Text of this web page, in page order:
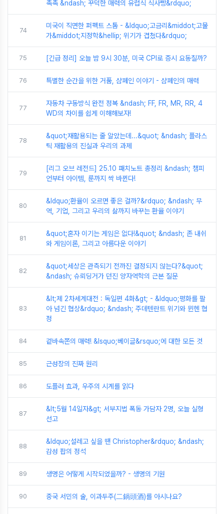
촉촉 &ndash; 꾸덕한 매력의 유럽식 식사빵&rdquo;
74
미국이 직면한 퍼펙트 스톰 - &ldquo;고금리&middot;고물
가&middot;지정학&hellip; 위기가 겹쳤다&rdquo;
75 [긴급 정리] 오늘 밤 9시 30분, 미국 CPI로 증시 요동칠까?
76 특별한 순간을 위한 거품, 샴페인 이야기 - 샴페인의 매력
77
자동차 구동방식 완전 정복 &ndash; FF, FR, MR, RR, 4
WD의 차이를 쉽게 이해해보자!
78
&quot;재활용되는 줄 알았는데...&quot; &ndash; 플라스
틱 재활용의 진실과 우리의 과제
79
[리그 오브 레전드] 25.10 패치노트 총정리 &ndash; 챔피
언부터 아이템, 룬까지 싹 바뀐다!
80
&ldquo;환율이 오르면 좋은 걸까?&rdquo; &ndash; 무
역, 기업, 그리고 우리의 삶까지 바꾸는 환율 이야기
81
&quot;혼자 이기는 게임은 없다!&quot; &ndash; 존 내쉬
와 게임이론, 그리고 아름다운 이야기
82
&quot;세상은 관측되기 전까진 결정되지 않는다?&quot;
&ndash; 슈뢰딩거가 던진 양자역학의 근본 질문
83
&lt;제 2차세계대전 : 독일편 4화&gt; - &ldquo;평화를 팔
아 넘긴 협상&rdquo; &ndash; 주데텐란트 위기와 뮌헨 협
정
84 겉바속쫀의 매력! &lsquo;베이글&rsquo;에 대한 모든 것
85 근성장의 진짜 원리
86 도플러 효과, 우주의 시계를 읽다
87
&lt;5월 14일자&gt; 서부지법 폭동 가담자 2명, 오늘 실형
선고
88
&ldquo;설레고 싶을 땐 Christopher&rdquo; &ndash;
감성 팝의 정석
89 생명은 어떻게 시작되었을까? - 생명의 기원
90 중국 서민의 술, 이과두주(二鍋頭酒)를 아시나요?